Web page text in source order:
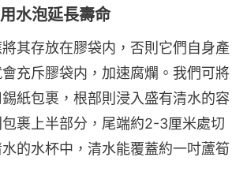
水泡延長壽命
其存放在膠袋内，否則它們自身產
充斥膠袋内，加速腐爛。我們可將
紙包裹，根部則浸入盛有清水的容
裹上半部分，尾端約2-3厘米處切
的水杯中，清水能覆蓋約一吋蘆筍